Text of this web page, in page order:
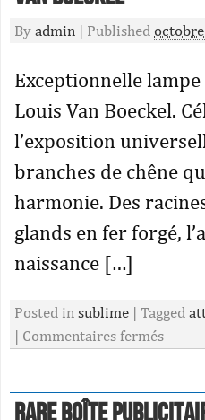
By admin | Published
Exceptionnelle
Louis Van Boeckel.
l’exposition
branches de chêne
harmonie. Des
glands en fer forgé,
naissance […]
Posted in sublime | Tagged
| Commentaires fermés